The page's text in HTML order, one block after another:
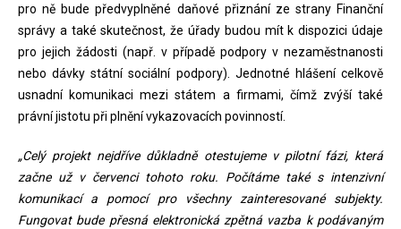
pro ně bude předvyplněné daňové přiznání ze strany Finanční
správy a také skutečnost, že úřady budou mít k dispozici údaje
pro jejich žádosti (např. v případě podpory v nezaměstnanosti
nebo dávky státní sociální podpory). Jednotné hlášení celkově
usnadní komunikaci mezi státem a firmami, čímž zvýší také
právní jistotu při plnění vykazovacích povinností.
„Celý projekt nejdříve důkladně otestujeme v pilotní fázi, která
začne už v červenci tohoto roku. Počítáme také s intenzivní
komunikací a pomocí pro všechny zainteresované subjekty.
Fungovat bude přesná elektronická zpětná vazba k podávaným